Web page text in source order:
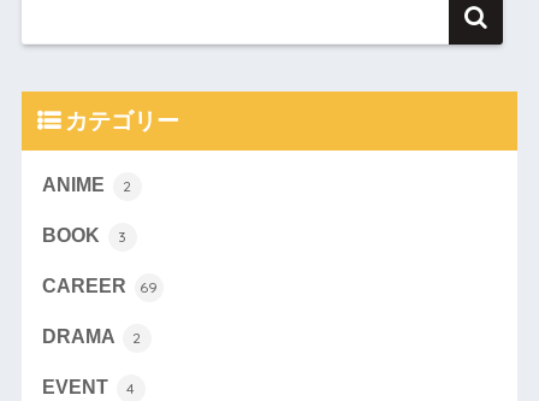
カテゴリー
ANIME 2
BOOK 3
CAREER 69
DRAMA 2
EVENT 4